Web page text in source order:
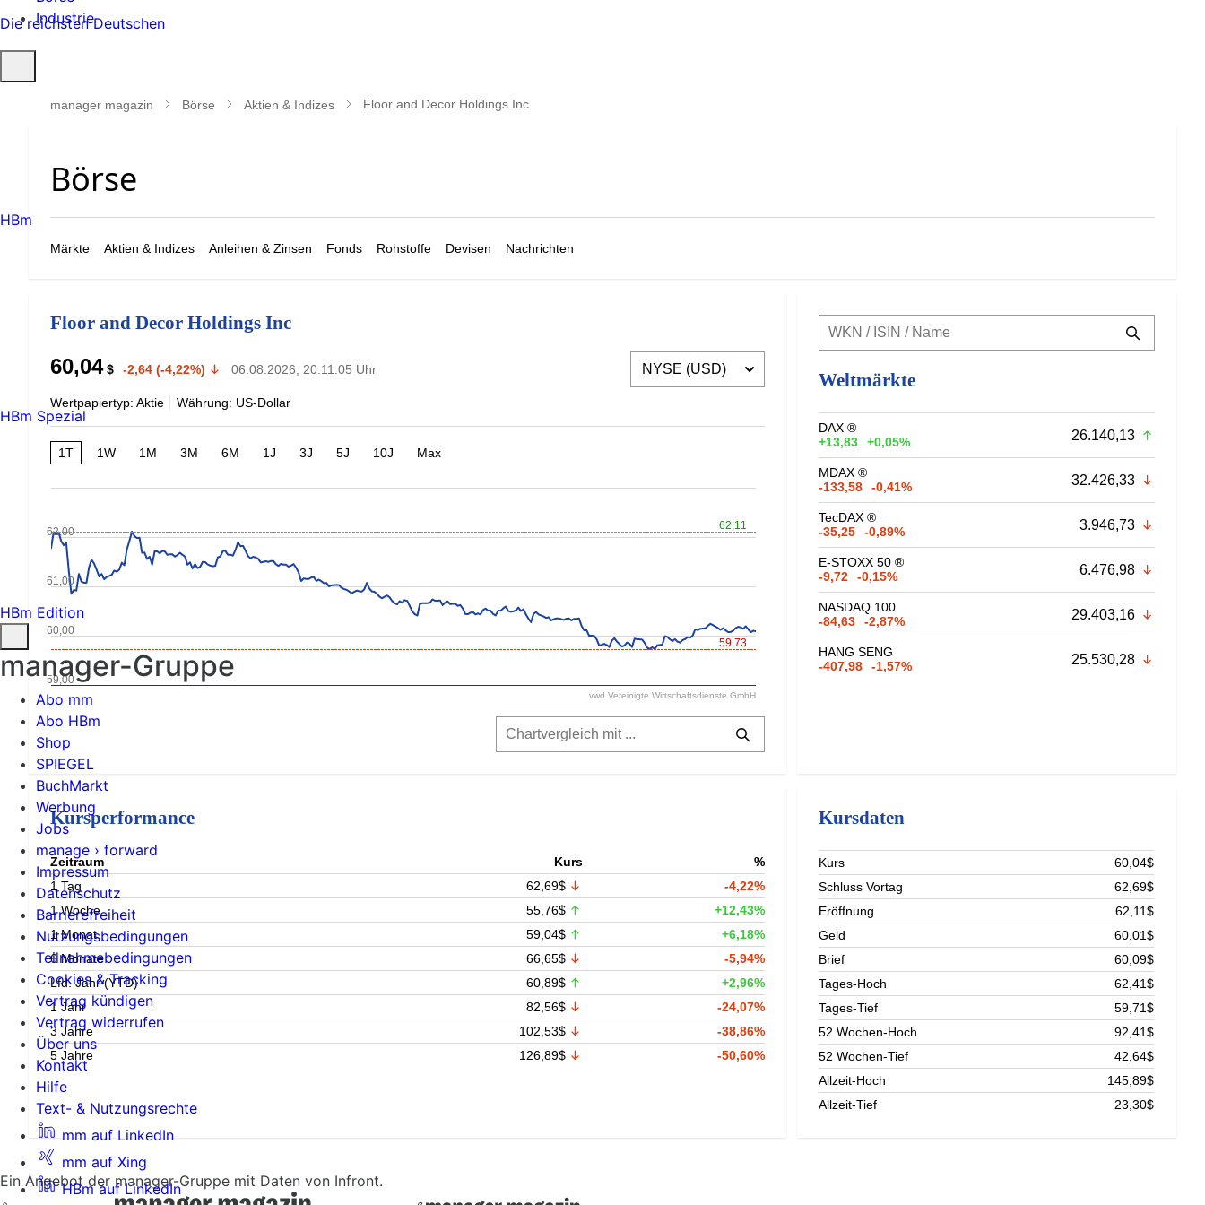
Industrie
öffnen
manager magazin Börse Aktien & Indizes Floor and Decor Holdings Inc
Märkte Aktien & Indizes Anleihen & Zinsen Fonds Rohstoffe Devisen Nachrichten
Floor and Decor Holdings Inc
60,04 $ -2,64 (-4,22%) 06.08.2026, 20:11:05 Uhr
Wertpapiertyp: Aktie Währung: US-Dollar
1T 1W 1M 3M 6M 1J 3J 5J 10J Max
62,11
59,73
59,00
60,00
61,00
62,00
vwd Vereinigte Wirtschaftsdienste GmbH
Weltmärkte
DAX ®
+13,83
+0,05% 26.140,13
MDAX ®
-133,58
-0,41% 32.426,33
TecDAX ®
-35,25
-0,89% 3.946,73
E-STOXX 50 ®
-9,72
-0,15% 6.476,98
NASDAQ 100
-84,63
-2,87% 29.403,16
HANG SENG
-407,98
-1,57% 25.530,28
Kursperformance
Zeitraum Kurs
%
1 Tag
62,69$
-4,22%
1 Woche
55,76$
+12,43%
1 Monat
59,04$
+6,18%
6 Monate
66,65$
-5,94%
Lfd. Jahr (YTD)
60,89$
+2,96%
1 Jahr
82,56$
-24,07%
3 Jahre
102,53$
-38,86%
5 Jahre
126,89$ -50,60%
Kursdaten
Kurs
60,04$
Schluss Vortag
62,69$
Eröffnung
62,11$
Geld
60,01$
Brief
60,09$
Tages-Hoch
62,41$
Tages-Tief
59,71$
52 Wochen-Hoch
92,41$
52 Wochen-Tief
42,64$
Allzeit-Hoch
145,89$
Allzeit-Tief
23,30$
Ein Angebot der manager-Gruppe mit Daten von Infront.
Die reichsten Deutschen
HBm
HBm Spezial
HBm Edition
manager-Gruppe
Abo mm
Abo HBm
Shop
SPIEGEL
BuchMarkt
Werbung
Jobs
manage › forward
Impressum
Datenschutz
Barrierefreiheit
Nutzungsbedingungen
Teilnahmebedingungen
Cookies & Tracking
Vertrag kündigen
Vertrag widerrufen
Über uns
Kontakt
Hilfe
Text- & Nutzungsrechte
mm auf LinkedIn
mm auf Xing
HBm auf LinkedIn